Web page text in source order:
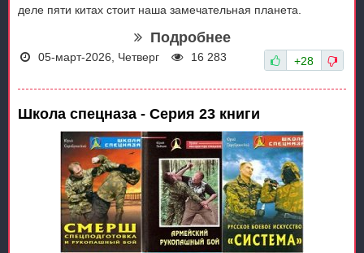
деле пяти китах стоит наша замечательная планета.
Подробнее
05-март-2026, Четверг 16 283 +28
Школа спецназа - Серия 23 книги